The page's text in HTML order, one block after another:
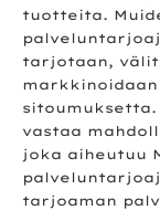
tuotteita.
tarjotaan,
sitoumuksetta.
vastaa
joka aiheutuu
tarjoaman